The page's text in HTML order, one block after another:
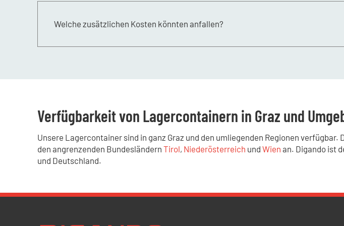
Welche zusätzlichen Kosten könnten anfallen?
Verfügbarkeit von Lagercontainern in Graz und
Unsere Lagercontainer sind in ganz Graz und den umliegenden Regionen
den angrenzenden Bundesländern Tirol, Niederösterreich und Wien an. Digando ist
und Deutschland.